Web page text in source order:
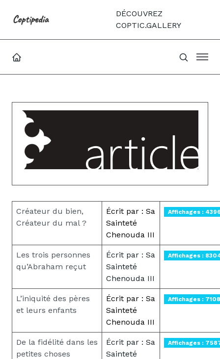
DÉCOUVREZ
COPTIC.GALLERY
Créateur du bien,
Créateur du mal ?
Écrit par : Sa
Sainteté
Chenouda III
Affichages :
Les trois personnes
qu’Abraham reçut
Écrit par : Sa
Sainteté
Chenouda III
Affichages :
L’iniquité des pères
et leurs enfants
Écrit par : Sa
Sainteté
Chenouda III
Affichages : 7108
De la fidélité dans les
petites choses
Écrit par : Sa
Sainteté
Affichages :